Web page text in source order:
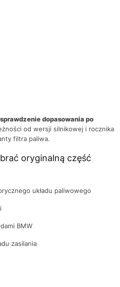
dopasowania po
od wersji silnikowej i rocznika
filtra paliwa.
oryginalną część
układu paliwowego
BMW
zasilania